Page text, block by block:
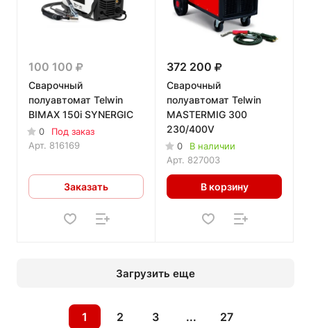
100 100
Сварочный
полуавтомат Telwin
BIMAX 150i SYNERGIC
0
Под заказ
Арт. 816169
Заказать
372 200
Сварочный
полуавтомат Telwin
MASTERMIG 300
230/400V
0
В наличии
Арт. 827003
В корзину
Загрузить еще
1 2 3 ... 27